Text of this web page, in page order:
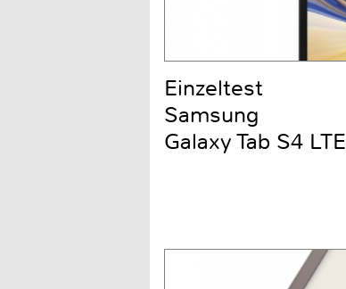
Einzeltest
Samsung
Galaxy Tab S4 LTE